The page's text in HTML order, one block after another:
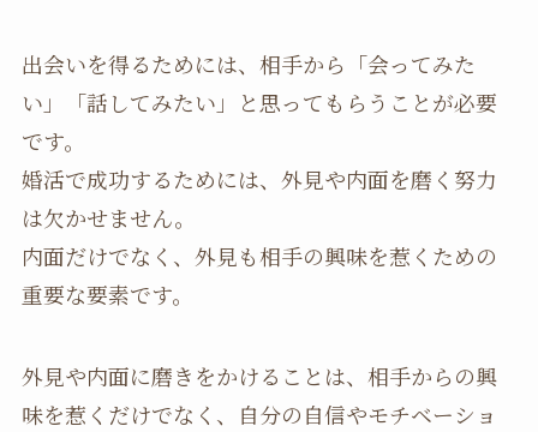
出会いを得るためには、相手から「会ってみた
い」「話してみたい」と思ってもらうことが必要
です。
婚活で成功するためには、外見や内面を磨く努力
は欠かせません。
内面だけでなく、外見も相手の興味を惹くための
重要な要素です。
外見や内面に磨きをかけることは、相手からの興
味を惹くだけでなく、自分の自信やモチベーショ